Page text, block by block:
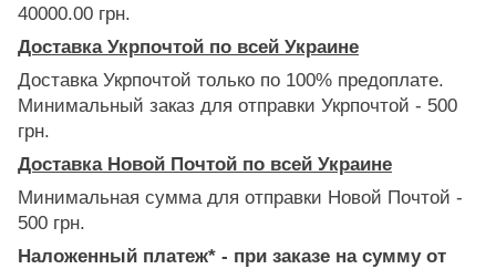
40000.00 грн.
Доставка Укрпочтой по всей Украине
Доставка Укрпочтой только по 100% предоплате.
Минимальный заказ для отправки Укрпочтой - 500
грн.
Доставка Новой Почтой по всей Украине
Минимальная сумма для отправки Новой Почтой -
500 грн.
Наложенный платеж* - при заказе на сумму от